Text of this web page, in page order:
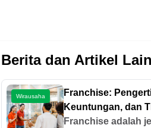
Berita dan Artikel
Wirausaha
Franchise:
Keuntungan, dan
Memulainya
Franchise adalah